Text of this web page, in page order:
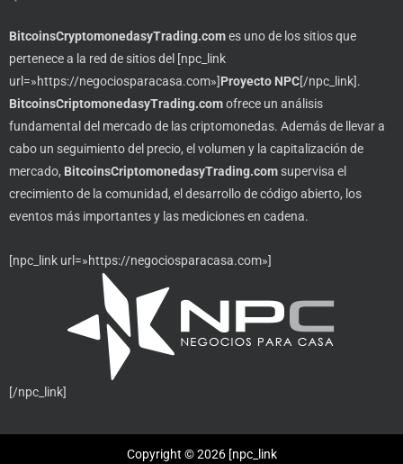
BitcoinsCryptomonedasyTrading.comes uno de los sitios que
pertenece a la red de sitios del [npc_link
url=»https://negociosparacasa.com»]Proyecto NPC[/npc_link].
BitcoinsCriptomonedasyTrading.comofrece un análisis
fundamental del mercado de las criptomonedas. Además de llevar a
cabo un seguimiento del precio, el volumen y la capitalización de
mercado, BitcoinsCriptomonedasyTrading.com supervisa el
crecimiento de la comunidad, el desarrollo de código abierto, los
eventos más importantes y las mediciones en cadena.
[npc_link url=»https://negociosparacasa.com»]
[/npc_link]
Copyright © 2026 [npc_link